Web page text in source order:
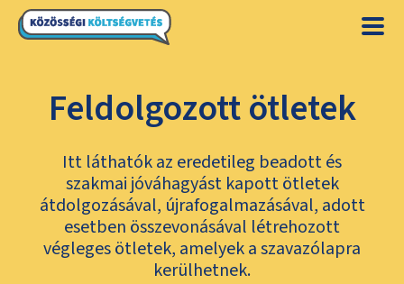
Feldolgozott ötletek
Itt láthatók az eredetileg beadott és
szakmai jóváhagyást kapott ötletek
átdolgozásával, újrafogalmazásával, adott
esetben összevonásával létrehozott
végleges ötletek, amelyek a szavazólapra
kerülhetnek.